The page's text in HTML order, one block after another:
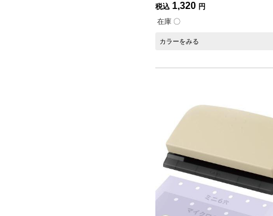
税込 1,320 円
在庫 〇
カラーをみる